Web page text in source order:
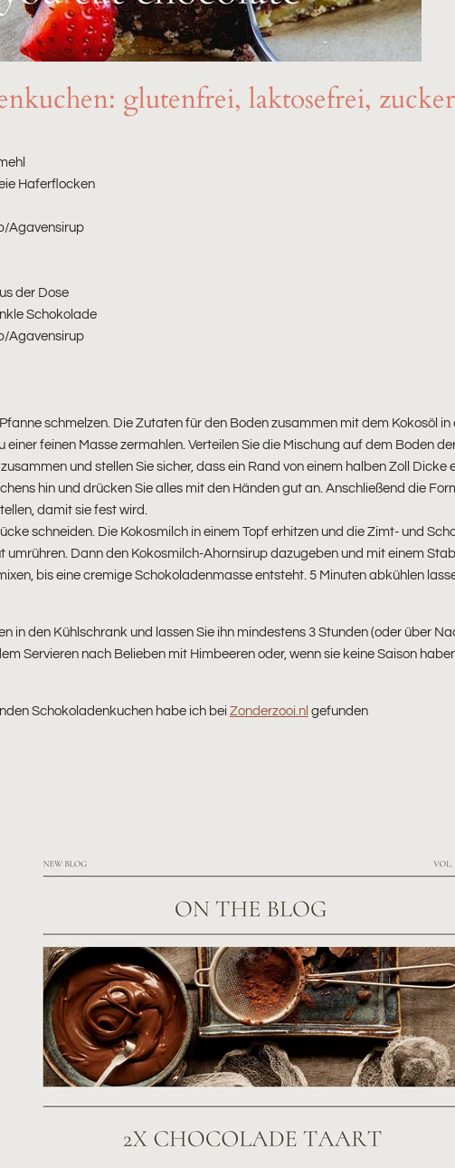
glutenfrei, laktosefrei,
Haferflocken
Agavensirup
der Dose
Schokolade
Agavensirup
schmelzen. Die Zutaten für den Boden zusammen mit dem Kokosöl
einer feinen Masse zermahlen. Verteilen Sie die Mischung auf dem Boden
und stellen Sie sicher, dass ein Rand von einem halben Zoll Dicke
hin und drücken Sie alles mit den Händen gut an. Anschließend die
damit sie fest wird.
schneiden. Die Kokosmilch in einem Topf erhitzen und die Zimt- und
umrühren. Dann den Kokosmilch-Ahornsirup dazugeben und mit einem
bis eine cremige Schokoladenmasse entsteht. 5 Minuten abkühlen
in den Kühlschrank und lassen Sie ihn mindestens 3 Stunden (oder über
Servieren nach Belieben mit Himbeeren oder, wenn sie keine Saison
Schokoladenkuchen habe ich beiZonderzooi.nl gefunden